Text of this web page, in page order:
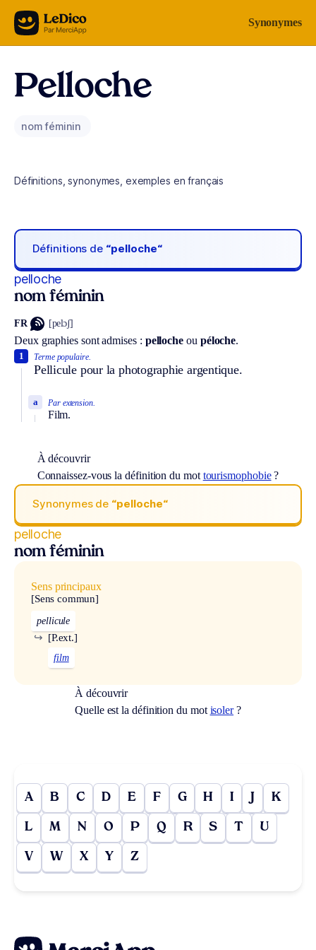
Aller au contenu Synonymes
Pelloche
nom féminin
Définitions, synonymes, exemples en français
Définitions de “pelloche“
pelloche
nom féminin
FR [pelɔʃ]
Deux graphies sont admises : pelloche ou péloche.
Terme populaire.
Pellicule pour la photographie argentique.
1
Par extension.
Film.
a
À découvrir
Connaissez-vous la définition du mot tourismophobie?
Synonymes de “pelloche“
pelloche
nom féminin
Sens principaux
[Sens commun]
pellicule
[P.ext.]
↪
film
À découvrir
Quelle est la définition du mot isoler?
A B C D E F G H I J K
L M N O P Q R S T U
V W X Y Z